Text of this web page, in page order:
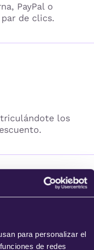
para personalizar el
de redes
PayPal o
de clics.
los
y sigues el
en directo.